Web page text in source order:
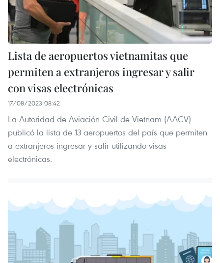
Lista de aeropuertos vietnamitas que
permiten a extranjeros ingresar y salir
con visas electrónicas
17/08/2023 08:42
La Autoridad de Aviación Civil de Vietnam (AACV)
publicó la lista de 13 aeropuertos del país que permiten
a extranjeros ingresar y salir utilizando visas
electrónicas.